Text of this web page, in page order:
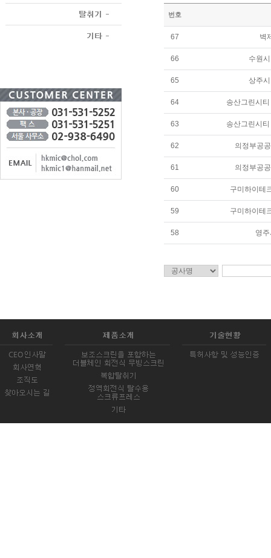
번호
67 벽
66 수원
65 상주
64 송산그린시
63 송산그린시
62 의정부공
61 의정부공
60 구미하이테
59 구미하이테
58 영